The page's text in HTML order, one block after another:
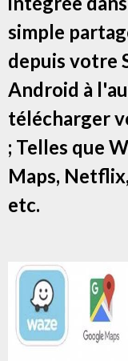
simple
depuis votre
Android à
télécharger
; Telles que
Maps,
etc.